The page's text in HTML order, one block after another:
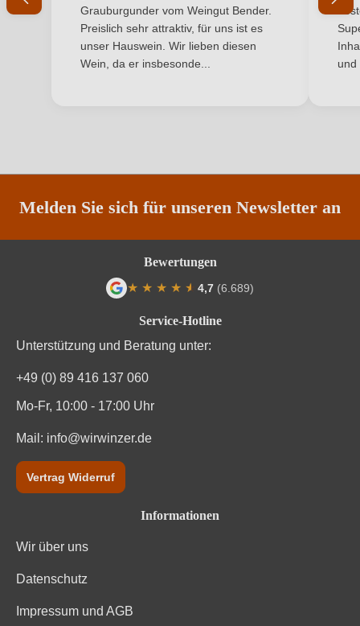
Land Frankreich
Asiatisch, Reisgerichte, Weißes Fleisch
Restzucker in g/L
Traubenfarbe Weiß
Nährwertangaben
Brennwert
Kohlenhydrate
Kohlenhydrate davon Zucker
Trauben, Konservierungsstoffe (Sulfite)
Ich habe mein Passwort vergessen
Grauburgunder vom Weingut Bender.
Preislich sehr attraktiv, für uns ist es
unser Hauswein. Wir lieben diesen
Wein, da er insbesonde...
und
Melden Sie sich für unseren Newsletter an
Service-Hotline
Unterstützung und Beratung unter:
+49 (0) 89 416 137 060
Mo-Fr, 10:00 - 17:00 Uhr
Mail: info@wirwinzer.de
Vertrag Widerruf
Informationen
Wir über uns
Datenschutz
Impressum und AGB
Bewertungen
★ ★ ★ ★ ★
★ 4,7 (6.689)